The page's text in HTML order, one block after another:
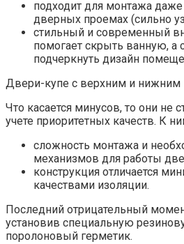
подходит для монтажа
дверных проемах (сильно
стильный и современный
помогает скрыть ванную, а
подчеркнуть дизайн
Двери-купе с верхним и нижним
Что касается минусов, то они не
учете приоритетных качеств. К
сложность монтажа и
механизмов для работы
конструкция отличается
качествами изоляции.
Последний отрицательный
установив специальную
поролоновый герметик.